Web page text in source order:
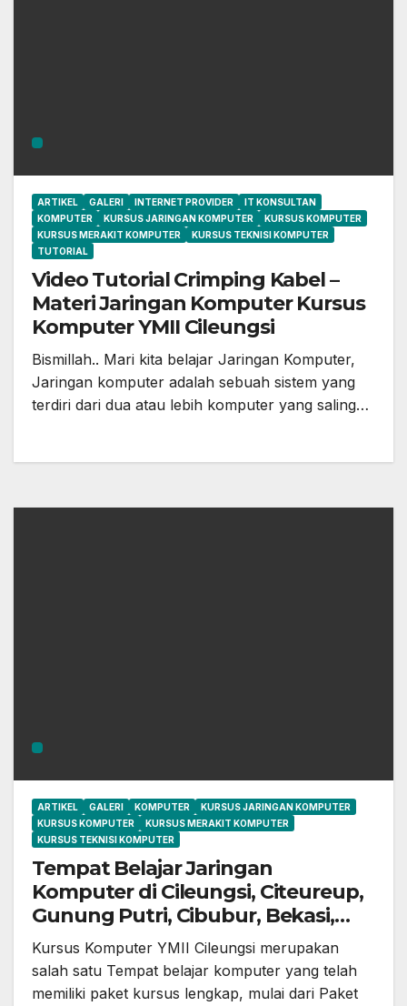
ARTIKEL GALERI INTERNET PROVIDER
IT KONSULTAN
KOMPUTER
KURSUS JARINGAN KOMPUTER
KURSUS KOMPUTER
KURSUS MERAKIT KOMPUTER
KURSUS TEKNISI KOMPUTER
TUTORIAL
Video Tutorial Crimping Kabel –
Materi Jaringan Komputer Kursus
Komputer YMII Cileungsi
Bismillah.. Mari kita belajar Jaringan Komputer,
Jaringan komputer adalah sebuah sistem yang
terdiri dari dua atau lebih komputer yang saling…
ARTIKEL GALERI KOMPUTER
KURSUS JARINGAN KOMPUTER
KURSUS KOMPUTER
KURSUS MERAKIT KOMPUTER
KURSUS TEKNISI KOMPUTER
Tempat Belajar Jaringan
Komputer di Cileungsi, Citeureup,
Gunung Putri, Cibubur, Bekasi,
Setu, Jonggol dan sekitarnya
Kursus Komputer YMII Cileungsi merupakan
salah satu Tempat belajar komputer yang telah
memiliki paket kursus lengkap, mulai dari Paket